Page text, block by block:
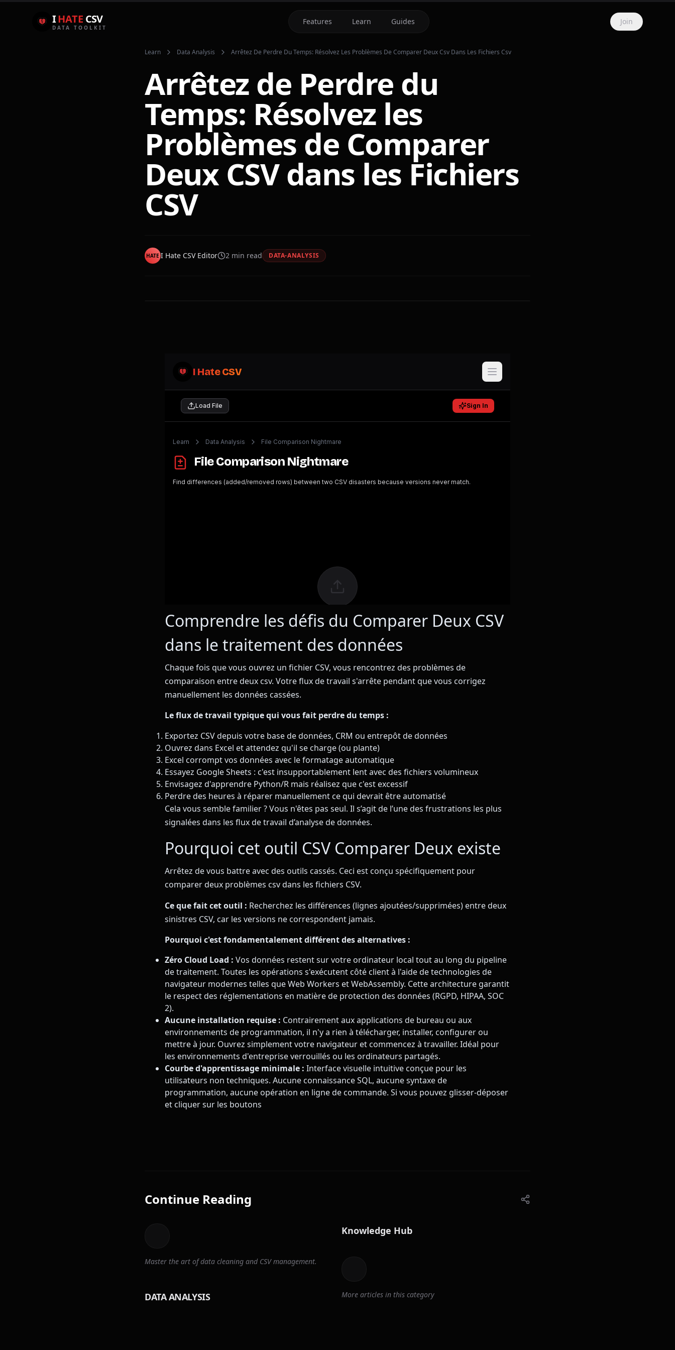
IHATE CSV
DATA TOOLKIT
Features Learn Guides Join
Learn Data Analysis Arrêtez De Perdre Du Temps: Résolvez Les Problèmes De Comparer Deux Csv Dans Les Fichiers Csv
Arrêtez de Perdre du
Temps: Résolvez les
Problèmes de Comparer
Deux CSV dans les Fichiers
CSV
HATE I Hate CSV Editor 2 min read DATA-ANALYSIS
Comprendre les défis du Comparer Deux CSV
dans le traitement des données
Chaque fois que vous ouvrez un fichier CSV, vous rencontrez des problèmes de
comparaison entre deux csv. Votre flux de travail s'arrête pendant que vous corrigez
manuellement les données cassées.
Le flux de travail typique qui vous fait perdre du temps :
Exportez CSV depuis votre base de données, CRM ou entrepôt de données
Ouvrez dans Excel et attendez qu'il se charge (ou plante)
Excel corrompt vos données avec le formatage automatique
Essayez Google Sheets : c'est insupportablement lent avec des fichiers volumineux
Envisagez d'apprendre Python/R mais réalisez que c'est excessif
Perdre des heures à réparer manuellement ce qui devrait être automatisé
Cela vous semble familier ? Vous n'êtes pas seul. Il s’agit de l’une des frustrations les plus
signalées dans les flux de travail d’analyse de données.
Pourquoi cet outil CSV Comparer Deux existe
Arrêtez de vous battre avec des outils cassés. Ceci est conçu spécifiquement pour
comparer deux problèmes csv dans les fichiers CSV.
Ce que fait cet outil : Recherchez les différences (lignes ajoutées/supprimées) entre deux
sinistres CSV, car les versions ne correspondent jamais.
Pourquoi c'est fondamentalement différent des alternatives :
Zéro Cloud Load : Vos données restent sur votre ordinateur local tout au long du pipeline
de traitement. Toutes les opérations s'exécutent côté client à l'aide de technologies de
navigateur modernes telles que Web Workers et WebAssembly. Cette architecture garantit
le respect des réglementations en matière de protection des données (RGPD, HIPAA, SOC
2).
Aucune installation requise : Contrairement aux applications de bureau ou aux
environnements de programmation, il n'y a rien à télécharger, installer, configurer ou
mettre à jour. Ouvrez simplement votre navigateur et commencez à travailler. Idéal pour
les environnements d'entreprise verrouillés ou les ordinateurs partagés.
Courbe d'apprentissage minimale : Interface visuelle intuitive conçue pour les
utilisateurs non techniques. Aucune connaissance SQL, aucune syntaxe de
programmation, aucune opération en ligne de commande. Si vous pouvez glisser-déposer
et cliquer sur les boutons
Continue Reading
Knowledge Hub
Master the art of data cleaning and CSV management.
DATA ANALYSIS More articles in this category